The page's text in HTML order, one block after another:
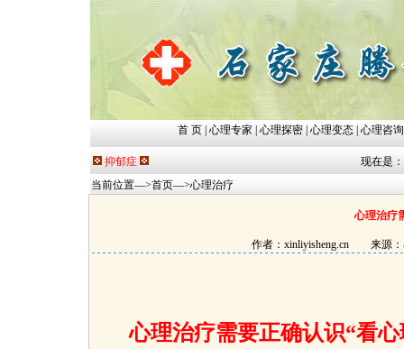
首 页| 心理专家 |心理探密|心理变态|心理咨询
抑郁症
现在是：
当前位置—>首页—>心理治疗
心理治疗
作者：xinliyisheng.cn 来源
心理治疗需要正确认识“看